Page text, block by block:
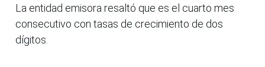
La entidad emisora resaltó que es el cuarto mes
consecutivo con tasas de crecimiento de dos
dígitos.